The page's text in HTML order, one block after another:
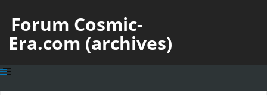
Forum Cosmic-
Era.com (archives)